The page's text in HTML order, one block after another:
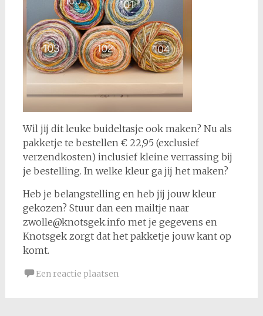
Wil jij dit leuke buideltasje ook maken? Nu als
pakketje te bestellen € 22,95 (exclusief
verzendkosten) inclusief kleine verrassing bij
je bestelling. In welke kleur ga jij het maken?
Heb je belangstelling en heb jij jouw kleur
gekozen? Stuur dan een mailtje naar
zwolle@knotsgek.info met je gegevens en
Knotsgek zorgt dat het pakketje jouw kant op
komt.
Een reactie plaatsen